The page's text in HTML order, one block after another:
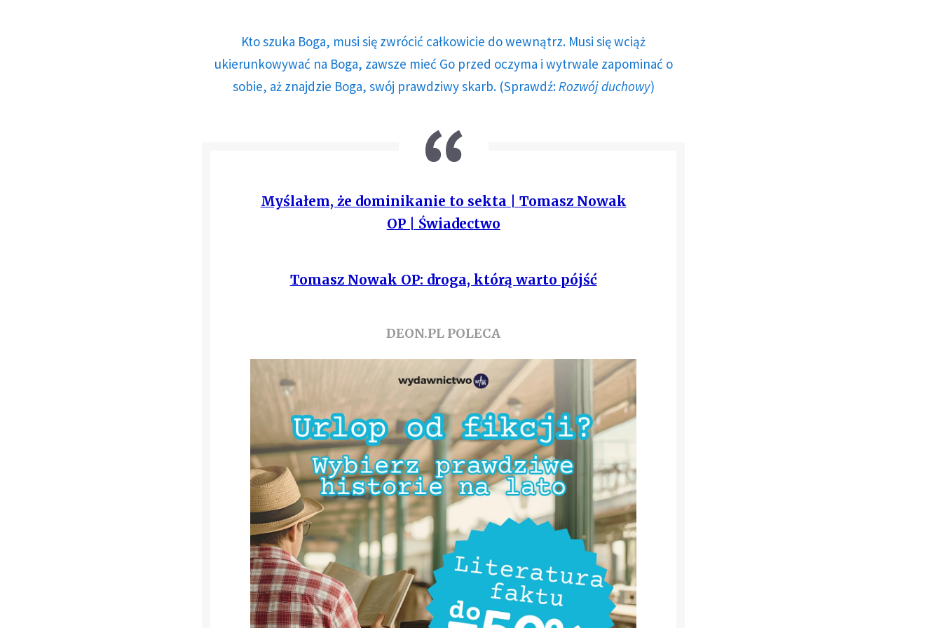
Kto szuka Boga, musi się zwrócić całkowicie do wewnątrz. Musi się wciąż
ukierunkowywać na Boga, zawsze mieć Go przed oczyma i wytrwale zapominać o
sobie, aż znajdzie Boga, swój prawdziwy skarb. (Sprawdź: Rozwój duchowy)
Myślałem, że dominikanie to sekta | Tomasz Nowak
OP | Świadectwo
Tomasz Nowak OP: droga, którą warto pójść
DEON.PL POLECA